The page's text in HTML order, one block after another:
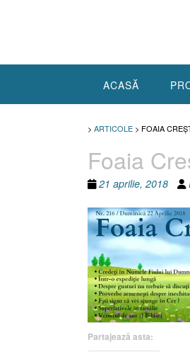
ACASĂ
> ARTICOLE > FOAIA
Foaia
21 aprilie, 2018
Partajează asta: